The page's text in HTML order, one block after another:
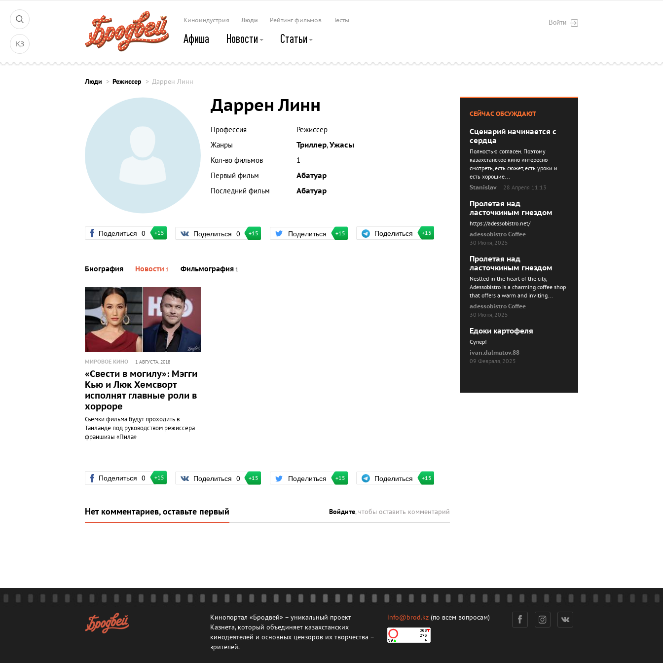
ҚЗ
Войти
Киноиндустрия Люди Рейтинг фильмов Тесты
Афиша Новости Статьи
Люди Режиссер Даррен Линн
Даррен Линн
Профессия
Режиссер
Жанры
Триллер,Ужасы
Кол-во фильмов
1
Первый фильм
Абатуар
Последний фильм
Абатуар
Поделиться 0 +15 Поделиться 0 +15 Поделиться +15 Поделиться +15
Биография Новости 1 Фильмография 1
МИРОВОЕ КИНО 1 АВГУСТА, 2018
«Свести в могилу»: Мэгги
Кью и Люк Хемсворт
исполнят главные роли в
хорроре
Съемки фильма будут проходить в
Таиланде под руководством режиссера
франшизы «Пила»
Поделиться 0 +15 Поделиться 0 +15 Поделиться +15 Поделиться +15
Нет комментариев, оставьте первый Войдите, чтобы оставить комментарий
СЕЙЧАС ОБСУЖДАЮТ
Сценарий начинается с
сердца
Полностью согласен. Поэтому
казахстанское кино интересно
смотреть, есть сюжет, есть уроки и
есть хорошие...
Stanislav
28 Апреля 11:13
Пролетая над
ласточкиным гнездом
https://adessobistro.net/
adessobistro Coffee
30 Июня, 2025
Пролетая над
ласточкиным гнездом
Nestled in the heart of the city,
Adessobistro is a charming coffee shop
that offers a warm and inviting...
adessobistro Coffee
30 Июня, 2025
Едоки картофеля
Cупер!
ivan.dalmatov.88
09 Февраля, 2025
Кинопортал «Бродвей» – уникальный проект
Казнета, который объединяет казахстанских
кинодеятелей и основных цензоров их творчества –
зрителей.
info@brod.kz (по всем вопросам)